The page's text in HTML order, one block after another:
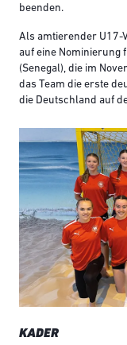
beenden.
Als amtierender U17-
auf eine Nominierung
(Senegal), die im
das Team die erste
die Deutschland auf
KADER